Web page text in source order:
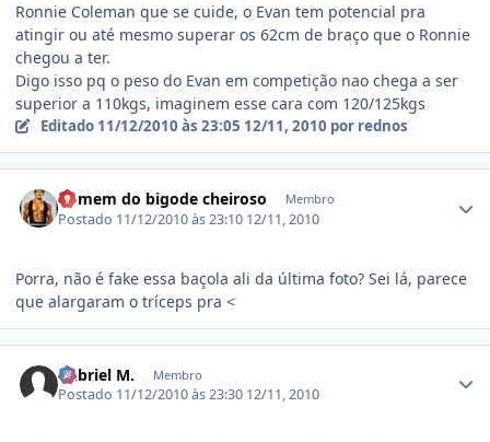
Ronnie Coleman que se cuide, o Evan tem potencial pra
atingir ou até mesmo superar os 62cm de braço que o Ronnie
chegou a ter.
Digo isso pq o peso do Evan em competição nao chega a ser
superior a 110kgs, imaginem esse cara com 120/125kgs
Editado 11/12/2010 às 23:05 12/11, 2010 por rednos
homem do bigode cheiroso Membro
Postado 11/12/2010 às 23:10 12/11, 2010
Porra, não é fake essa baçola ali da última foto? Sei lá, parece
que alargaram o tríceps pra <
Gabriel M. Membro
Postado 11/12/2010 às 23:30 12/11, 2010